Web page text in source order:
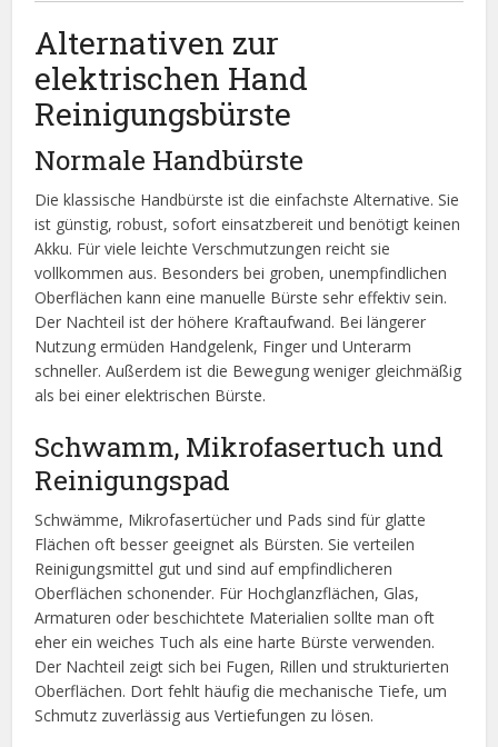
Alternativen zur
elektrischen Hand
Reinigungsbürste
Normale Handbürste
Die klassische Handbürste ist die einfachste Alternative. Sie
ist günstig, robust, sofort einsatzbereit und benötigt keinen
Akku. Für viele leichte Verschmutzungen reicht sie
vollkommen aus. Besonders bei groben, unempfindlichen
Oberflächen kann eine manuelle Bürste sehr effektiv sein.
Der Nachteil ist der höhere Kraftaufwand. Bei längerer
Nutzung ermüden Handgelenk, Finger und Unterarm
schneller. Außerdem ist die Bewegung weniger gleichmäßig
als bei einer elektrischen Bürste.
Schwamm, Mikrofasertuch und
Reinigungspad
Schwämme, Mikrofasertücher und Pads sind für glatte
Flächen oft besser geeignet als Bürsten. Sie verteilen
Reinigungsmittel gut und sind auf empfindlicheren
Oberflächen schonender. Für Hochglanzflächen, Glas,
Armaturen oder beschichtete Materialien sollte man oft
eher ein weiches Tuch als eine harte Bürste verwenden.
Der Nachteil zeigt sich bei Fugen, Rillen und strukturierten
Oberflächen. Dort fehlt häufig die mechanische Tiefe, um
Schmutz zuverlässig aus Vertiefungen zu lösen.